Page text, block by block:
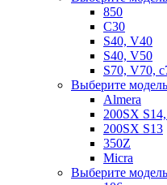
850
C30
S40, V40
S40, V50
S70, V70,
Выберите
Almera
200SX
200SX S13
350Z
Micra
Выберите